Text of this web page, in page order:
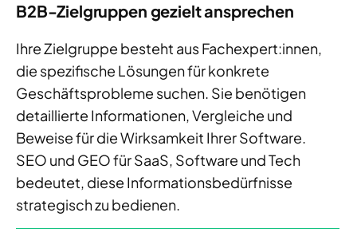
B2B-Zielgruppen gezielt ansprechen
Ihre Zielgruppe besteht aus Fachexpert:innen,
die spezifische Lösungen für konkrete
Geschäftsprobleme suchen. Sie benötigen
detaillierte Informationen, Vergleiche und
Beweise für die Wirksamkeit Ihrer Software.
SEO und GEO für SaaS, Software und Tech
bedeutet, diese Informationsbedürfnisse
strategisch zu bedienen.